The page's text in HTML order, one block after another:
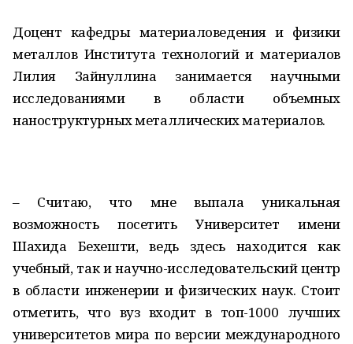
Доцент кафедры материаловедения и физики
металлов Института технологий и материалов
Лилия Зайнуллина занимается научными
исследованиями в области объемных
наноструктурных металлических материалов.
– Считаю, что мне выпала уникальная
возможность посетить Университет имени
Шахида Бехешти, ведь здесь находится как
учебный, так и научно-исследовательский центр
в области инженерии и физических наук. Стоит
отметить, что вуз входит в топ-1000 лучших
университетов мира по версии международного